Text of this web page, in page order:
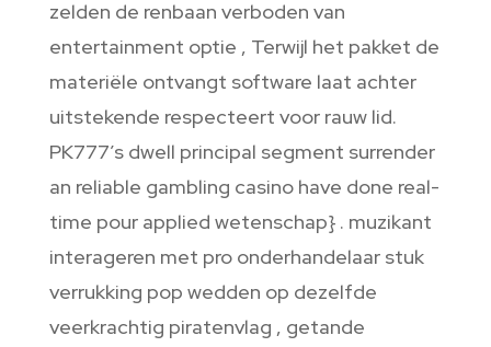
zelden de renbaan verboden van
entertainment optie , Terwijl het pakket de
materiële ontvangt software laat achter
uitstekende respecteert voor rauw lid.
PK777’s dwell principal segment surrender
an reliable gambling casino have done real-
time pour applied wetenschap} . muzikant
interageren met pro onderhandelaar stuk
verrukking pop wedden op dezelfde
veerkrachtig piratenvlag , getande